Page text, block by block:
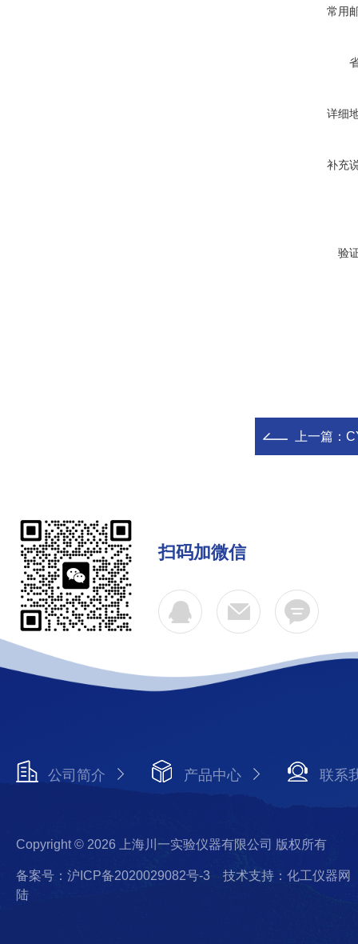
常用
详细
补充
验
上一篇：
扫码加微信
公司简介 产品中心 联系
Copyright © 2026 上海川一实验仪器有限公司 版权所有
备案号：沪ICP备2020029082号-3
技术支持：化工仪器网
陆